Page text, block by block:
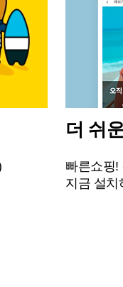
더 쉬
빠른쇼핑!
지금 설치